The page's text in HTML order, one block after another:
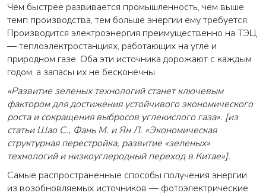
Чем быстрее развивается промышленность, чем выше
темп производства, тем больше энергии ему требуется.
Производится электроэнергия преимущественно на ТЭЦ
— теплоэлектростанциях, работающих на угле и
природном газе. Оба эти источника дорожают с каждым
годом, а запасы их не бесконечны.
«Развитие зеленых технологий станет ключевым
фактором для достижения устойчивого экономического
роста и сокращения выбросов углекислого газа». [из
статьи Шао С., Фань М. и Ян Л. «Экономическая
структурная перестройка, развитие «зеленых»
технологий и низкоуглеродный переход в Китае»].
Самые распространенные способы получения энергии
из возобновляемых источников — фотоэлектрические